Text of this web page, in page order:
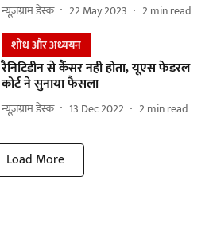
न्यूज़ग्राम डेस्क 22 May 2023 2min read
शोध और अध्ययन
रैनिटिडीन से कैंसर नही होता, यूएस फेडरल
कोर्ट ने सुनाया फैसला
न्यूज़ग्राम डेस्क 13 Dec 2022 2min read
Load More